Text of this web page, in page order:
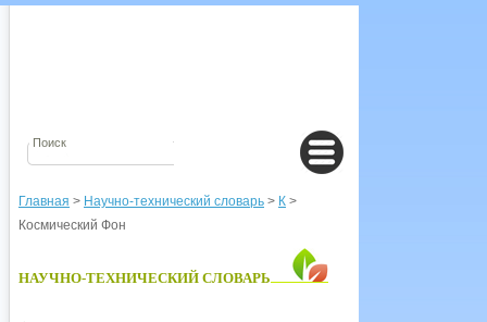
Главная > Научно-технический словарь > К >
Космический Фон
НАУЧНО-ТЕХНИЧЕСКИЙ СЛОВАРЬ